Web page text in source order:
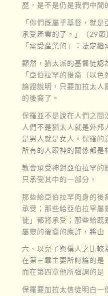
歷，是不是仍是我們中間
「你們既屬乎基督，就
承受產業的了。」（29節
「承受產業的」：法定繼
顯然，猶太派的基督徒認
「亞伯拉罕的後裔（以
論證說明，只要加拉太人
的後裔了。
保羅並不是說在人們之間
人們不是猶太人就是外
是男人就是女人。保羅的
所有的人跟神的關係都是
教會承受神對亞伯拉罕的
只承受其中的一部分。
那些給亞伯拉罕肉身的後
承受；那些給亞伯拉罕屬
徒」都將承受；那些給既
屬靈的後裔的應許，將由
六、以兒子與僕人之比較
在第三章主要所討論的是
而在第四章他所強調的是
保羅要加拉太信徒明白一